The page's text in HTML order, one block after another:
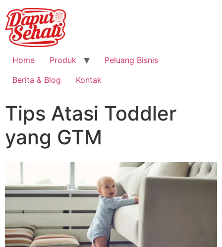
Home Produk
Peluang Bisnis
Berita & Blog
Kontak
Tips Atasi Toddler
yang GTM